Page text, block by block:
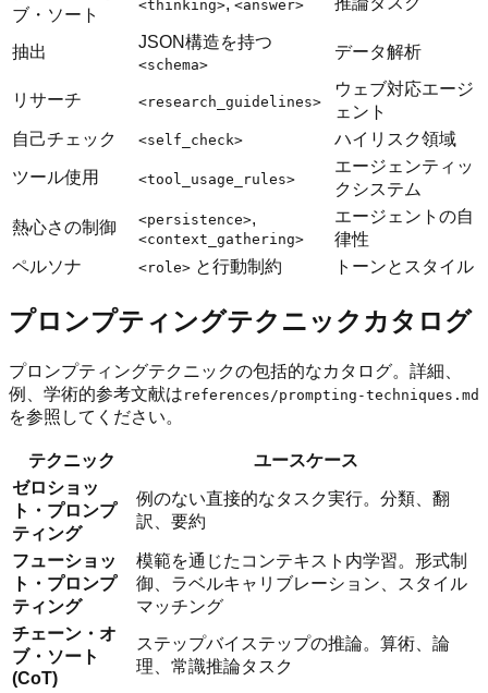
ブ・ソート
<thinking>, <answer>
抽出
JSON構造を持つ
<schema>
データ解析
リサーチ <research_guidelines>
ウェブ対応エージ
ェント
自己チェック
<self_check> ハイリスク領域
ツール使用 <tool_usage_rules>
エージェンティッ
クシステム
熱心さの制御 <persistence>,
<context_gathering>
エージェントの自
律性
ペルソナ
<role> と行動制約 トーンとスタイル
プロンプティングテクニックカタログ
プロンプティングテクニックの包括的なカタログ。詳細、
例、学術的参考文献は references/prompting-techniques.md
を参照してください。
テクニック
ユースケース
ゼロショッ
ト・プロンプ
ティング
例のない直接的なタスク実行。分類、翻
訳、要約
フューショッ
ト・プロンプ
ティング
模範を通じたコンテキスト内学習。形式制
御、ラベルキャリブレーション、スタイル
マッチング
チェーン・オ
ブ・ソート
(CoT)
ステップバイステップの推論。算術、論
理、常識推論タスク